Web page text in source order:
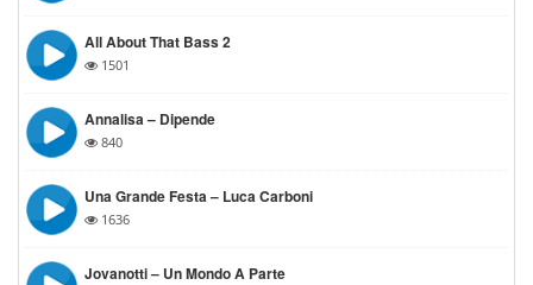
All About That Bass 2
1501
Annalisa – Dipende
840
Una Grande Festa – Luca Carboni
1636
Jovanotti – Un Mondo A Parte